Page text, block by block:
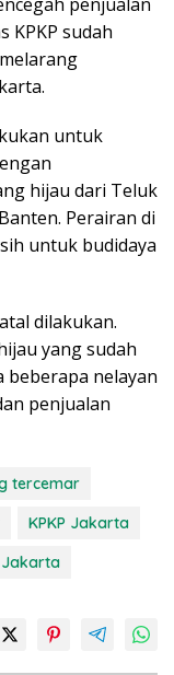
KPKP sudah
untuk
hijau dari Teluk
Perairan di
untuk budidaya
dilakukan.
yang sudah
beberapa nelayan
penjualan
tercemar
KPKP Jakarta
Jakarta